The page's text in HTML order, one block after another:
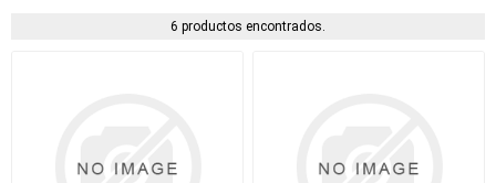
6 productos encontrados.